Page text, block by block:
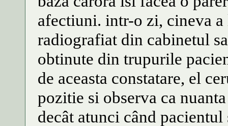
afectiuni. intr-o zi, cineva
radiografiat din cabinetul
obtinute din trupurile
de aceasta constatare, el
pozitie si observa ca
decât atunci când